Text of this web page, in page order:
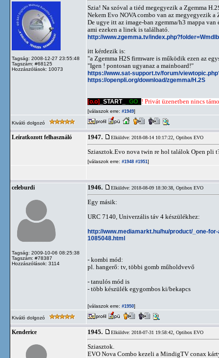
Tagság: 2008-12-27 23:55:48
Tagszám: #68125
Hozzászólások: 10073
Szia! Na szóval a tiéd megegyezik a Zgemma
Nekem Evo NOVA combo van az megyegyezik
De ugye itt az image-ban zgemma/h3 mappa
ami ezeken a linek is található.
http://www.zgemma.tv/
itt kérdezik is:
"a Zgemma H2S firmware is működik ezen az
"Igen ! pontosan ugyanaz a mainboard!"
https://www.sat-support.tv/forum/
https://openpli.org/download/zgemma/H.2S
[o.o] _START_ _GO_ ! Privát üzenetben nincs
[válaszok erre: #1949]
Kiváló dolgozó
Leíratkozott felhasználó 1947. Elküldve: 2018-08-14 10:17:22, Optibox EVO
Sziasztok.Evo nova twin re hol találok Open pli
[válaszok erre: #1948 #1951]
celeburdi
Tagság: 2009-10-06 08:25:38
Tagszám: #78387
Hozzászólások: 3114
1946. Elküldve: 2018-08-09 18:30:38, Optibox EVO
Egy másik:
URC 7140, Univerzális táv 4 készülékhez:
http://www.mediamarkt.hu/hu/product/_one-
1085048.html
- kombi mód:
pl. hangerő: tv, többi gomb műholdvevő
- tanulós mód is
- több készülék egygombos ki/bekapcs
[válaszok erre: #1950]
Kiváló dolgozó
Kenderice 1945. Elküldve: 2018-07-31 19:58:42, Optibox EVO
Sziasztok.
EVO Nova Combo kezeli a MindigTV conax